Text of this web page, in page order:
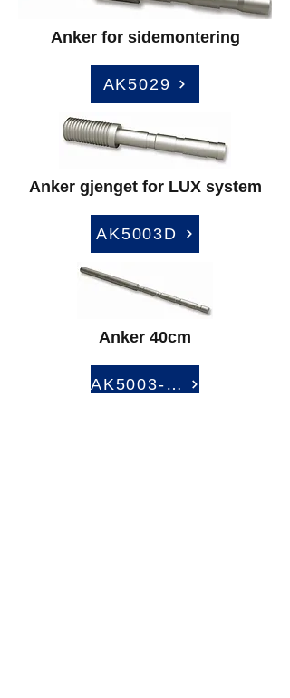
Anker for sidemontering
AK5029
Anker gjenget for LUX system
AK5003D
Anker 40cm
AK5003-40